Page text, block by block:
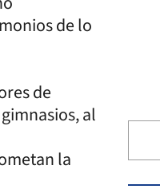
de lo
de
al
la